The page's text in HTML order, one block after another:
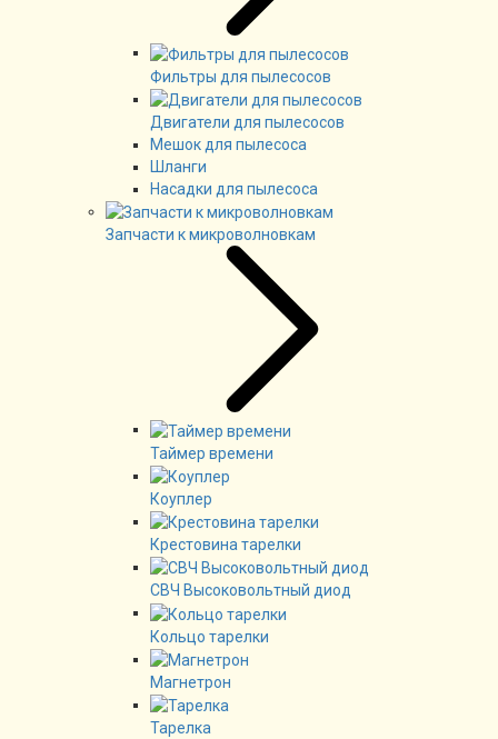
Фильтры для пылесосов
Двигатели для пылесосов
Мешок для пылесоса
Шланги
Насадки для пылесоса
Запчасти к микроволновкам
Таймер времени
Коуплер
Крестовина тарелки
СВЧ Высоковольтный диод
Кольцо тарелки
Магнетрон
Тарелка